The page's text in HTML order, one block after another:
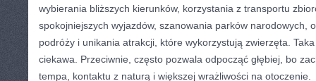
wybierania bliższych kierunków, korzystania z transportu
spokojniejszych wyjazdów, szanowania parków narodowych,
podróży i unikania atrakcji, które wykorzystują zwierzęta.
ciekawa. Przeciwnie, często pozwala odpocząć głębiej, bo
tempa, kontaktu z naturą i większej wrażliwości na otoczenie.